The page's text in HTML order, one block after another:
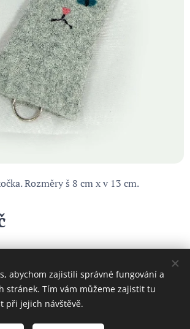
Rozměry š 8 cm x v 13 cm.
Cookies
abychom zajistili správné fungování a
stránek. Tím vám můžeme zajistit tu
při jejich návštěvě.